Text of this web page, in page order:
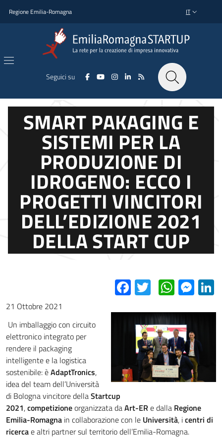
Regione Emilia-Romagna SELETTORE
IT
Seguici su
SMART PAKAGING E
SISTEMI PER LA
PRODUZIONE DI
IDROGENO: ECCO I
PROGETTI VINCITORI
DELL’EDIZIONE 2021
DELLA START CUP
Facebook
Twitter
21 Ottobre 2021
Un imballaggio con circuito
elettronico integrato per
rendere il packaging
intelligente e la logistica
sostenibile: èAdaptTronics,
idea del team dell’Università
di Bologna vincitore dellaStartcup
2021,competizioneorganizzata daArt-ERe dalla Regione
Emilia-Romagna in collaborazione con le Università, icentri di
ricercae altri partner sul territorio dell’Emilia-Romagna.